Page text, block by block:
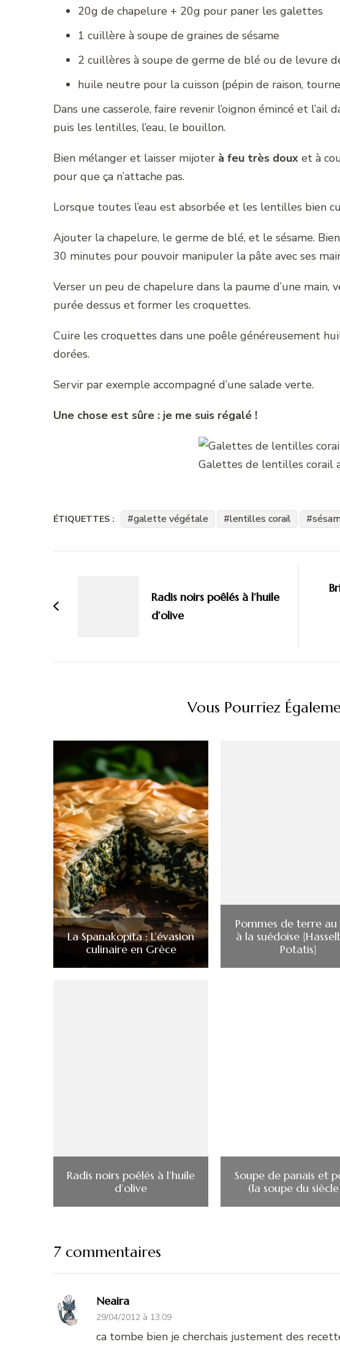
20g de chapelure + 20g pour paner les galettes
1 cuillère à soupe de graines de sésame
2 cuillères à soupe de germe de blé ou de levure
huile neutre pour la cuisson (pépin de raison,
Dans une casserole, faire revenir l’oignon émincé et l’ail
puis les lentilles, l’eau, le bouillon.
Bien mélanger et laisser mijoter à feu très doux et à
pour que ça n’attache pas.
Lorsque toutes l’eau est absorbée et les lentilles bien
Ajouter la chapelure, le germe de blé, et le sésame.
30 minutes pour pouvoir manipuler la pâte avec ses
Verser un peu de chapelure dans la paume d’une main,
purée dessus et former les croquettes.
Cuire les croquettes dans une poêle généreusement
dorées.
Servir par exemple accompagné d’une salade verte.
Une chose est sûre : je me suis régalé !
Galettes de lentilles corail
ÉTIQUETTES : galette végétale lentilles corail
Radis noirs poêlés à l’huile
d’olive
Vous Pourriez
La Spanakopita : L’évasion
culinaire en Grèce
Pommes de terre
à la suédoise
Potatis}
Radis noirs poêlés à l’huile
d’olive
Soupe de panais et
(la soupe du
7 commentaires
Neaira
29/04/2012 à 13:09
ca tombe bien je cherchais justement des